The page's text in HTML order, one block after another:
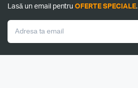
Lasă un email pentruOFERTE SPECIALE.